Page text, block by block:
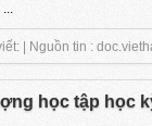
| Nguồn tin :
học tập học